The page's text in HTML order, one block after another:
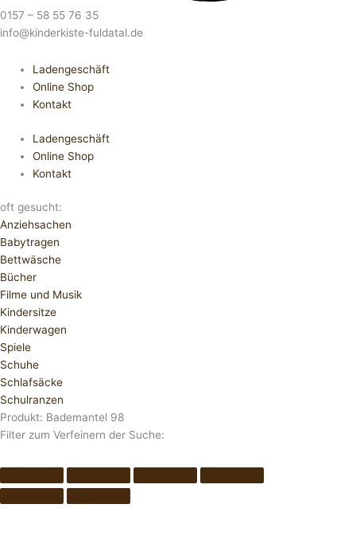
0157 – 58 55 76 35
info@kinderkiste-fuldatal.de
Ladengeschäft
Online Shop
Kontakt
Ladengeschäft
Online Shop
Kontakt
oft gesucht:
Anziehsachen
Babytragen
Bettwäsche
Bücher
Filme und Musik
Kindersitze
Kinderwagen
Spiele
Schuhe
Schlafsäcke
Schulranzen
Produkt: Bademantel 98
Filter zum Verfeinern der Suche: